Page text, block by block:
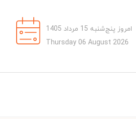
امروز پنج‌شنبه 15 مرداد 1405
Thursday 06 August 2026